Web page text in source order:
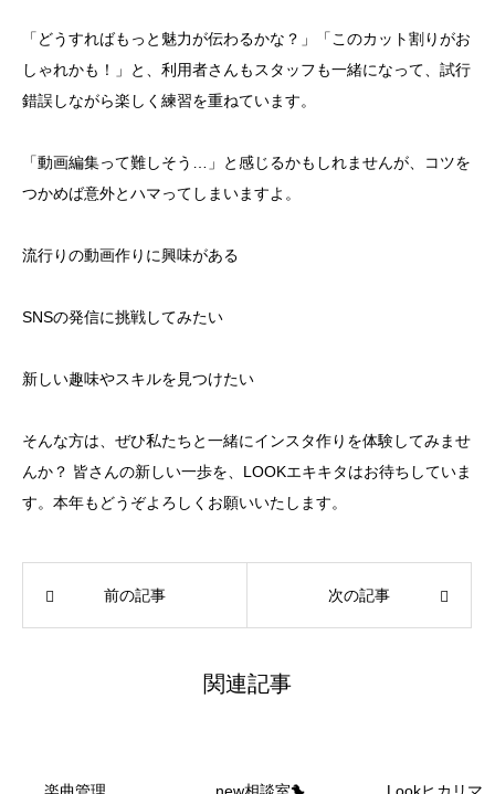
「どうすればもっと魅力が伝わるかな？」「このカット割りがお
しゃれかも！」と、利用者さんもスタッフも一緒になって、試行
錯誤しながら楽しく練習を重ねています。
「動画編集って難しそう…」と感じるかもしれませんが、コツを
つかめば意外とハマってしまいますよ。
流行りの動画作りに興味がある
SNSの発信に挑戦してみたい
新しい趣味やスキルを見つけたい
そんな方は、ぜひ私たちと一緒にインスタ作りを体験してみませ
んか？ 皆さんの新しい一歩を、LOOKエキキタはお待ちしていま
す。本年もどうぞよろしくお願いいたします。
前の記事 次の記事
関連記事